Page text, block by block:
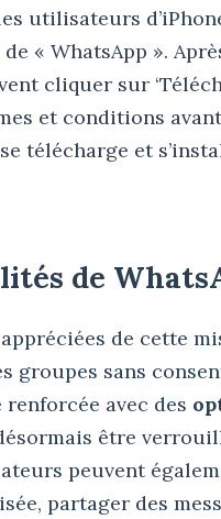
utilisateurs
« WhatsApp ».
cliquer sur
et conditions
télécharge et
de
de cette
groupes sans
avec des
être
peuvent
partager des